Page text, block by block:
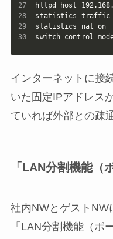
httpd host
statistics traffic
statistics nat on
switch control
インターネットに接
いた固定IPアドレス
ていれば外部との疎
「LAN分割機能（
社内NWとゲストNW
「LAN分割機能（ポ